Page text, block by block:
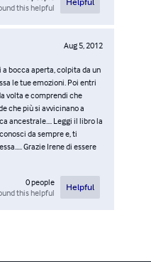
this helpful
Helpful
Aug 5, 2012
bocca aperta, colpita da un
le tue emozioni. Poi entri
volta e comprendi che
che più si avvicinano a
ancestrale.... Leggi il libro la
da sempre e, ti
Grazie Irene di essere
0people
this helpful
Helpful